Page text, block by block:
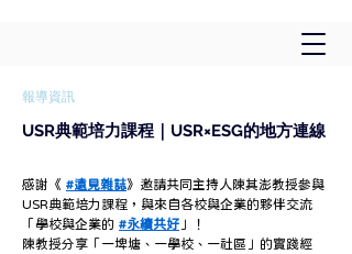
報導資訊
USR典範培力課程｜USR×ESG的地方連線
感謝《 #遠見雜誌》邀請共同主持人陳其澎教授參與
USR典範培力課程，與來自各校與企業的夥伴交流
「學校與企業的 #永續共好 」！
陳教授分享「一埤塘、一學校、一社區」的實踐經